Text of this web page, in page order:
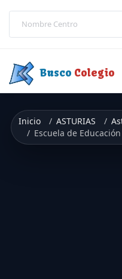
Busco Colegio
Inicio ASTURIAS
Escuela de